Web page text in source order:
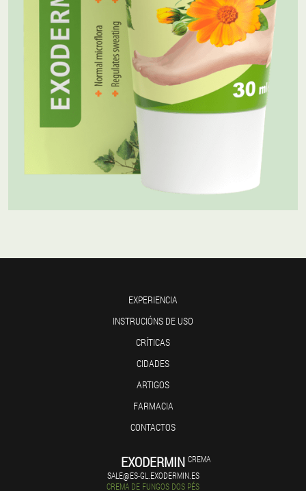
EXPERIENCIA
INSTRUCIÓNS DE USO
CRÍTICAS
CIDADES
ARTIGOS
FARMACIA
CONTACTOS
EXODERMIN CREMA
SALE@ES-GL.EXODERMIN.ES
CREMA DE FUNGOS DOS PÉS